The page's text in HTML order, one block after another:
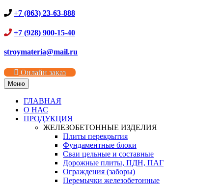
+7 (863) 23-63-888
+7 (928) 900-15-40
stroymateria@mail.ru
Онлайн заказ
Меню
ГЛАВНАЯ
О НАС
ПРОДУКЦИЯ
ЖЕЛЕЗОБЕТОННЫЕ ИЗДЕЛИЯ
Плиты перекрытия
Фундаментные блоки
Сваи цельные и составные
Дорожные плиты, ПДН, ПАГ
Ограждения (заборы)
Перемычки железобетонные